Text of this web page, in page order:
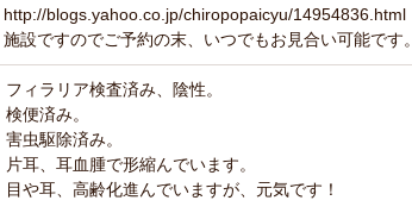
http://blogs.yahoo.co.jp/chiropopaicyu/14954836.html
施設ですのでご予約の末、いつでもお見合い可能です。
フィラリア検査済み、陰性。
検便済み。
害虫駆除済み。
片耳、耳血腫で形縮んでいます。
目や耳、高齢化進んでいますが、元気です！